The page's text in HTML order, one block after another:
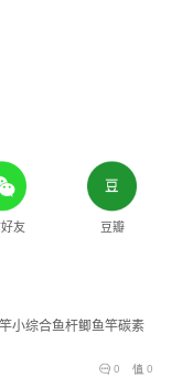
友 豆瓣
小综合鱼杆鲫鱼竿碳素
0
0